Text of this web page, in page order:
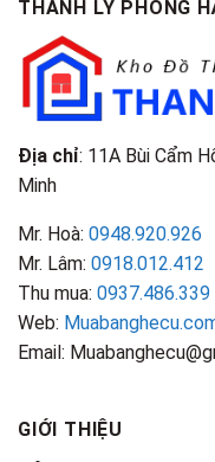
THANH LÝ PHONG
Địa chỉ: 11A Bùi Cẩm
Minh
Mr. Hoà: 0948.920.926
Mr. Lâm: 0918.012.412
Thu mua: 0937.486.339
Web:
Email:
GIỚI THIỆU